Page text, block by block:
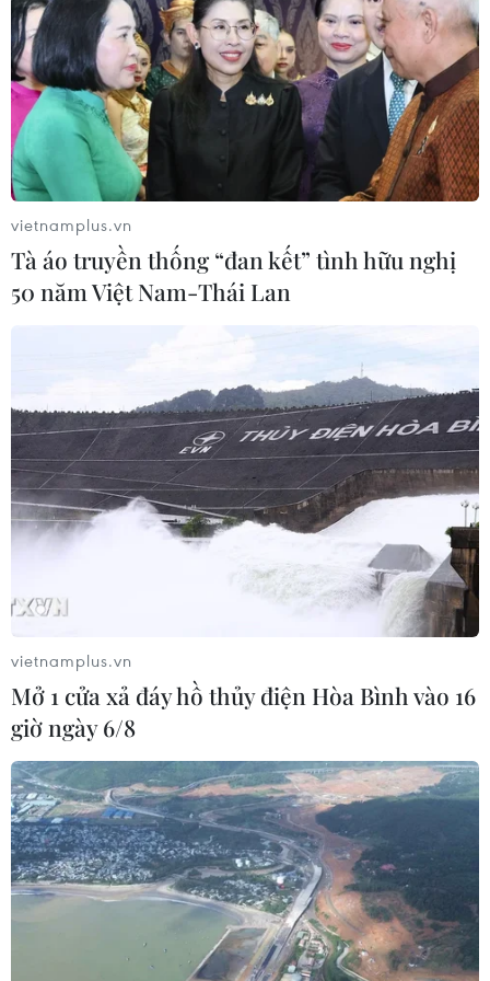
CPI tháng Mười tăng 4,09%, áp lực
lạm phát cuối năm
29/10/2016 06:52
CPI tháng Mười đã tăng 0,83% so với tháng trước, tăng
4,09% so với cùng kỳ năm trước, nhiều chuyên gia
đánh giá, nhiệm vụ điều hành lạm phát của Việt Nam
từ nay đến cuối năm sẽ có nhiều áp lực.
Chỉ số CPI tháng 10 của Thành phố Hồ
vietnamplus.vn
Tà áo truyền thống “đan kết” tình hữu nghị
50 năm Việt Nam-Thái Lan
vietnamplus.vn
Mở 1 cửa xả đáy hồ thủy điện Hòa Bình vào 16
giờ ngày 6/8